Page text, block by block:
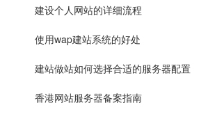
建设个人网站的详细流程
使用wap建站系统的好处
建站做站如何选择合适的服务器配置
香港网站服务器备案指南